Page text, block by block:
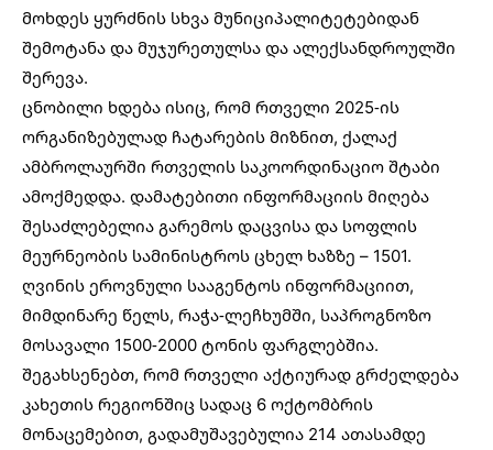
მოხდეს ყურძნის სხვა მუნიციპალიტეტებიდან
შემოტანა და მუჯურეთულსა და ალექსანდროულში
შერევა.
ცნობილი ხდება ისიც, რომ რთველი 2025-ის
ორგანიზებულად ჩატარების მიზნით, ქალაქ
ამბროლაურში რთველის საკოორდინაციო შტაბი
ამოქმედდა. დამატებითი ინფორმაციის მიღება
შესაძლებელია გარემოს დაცვისა და სოფლის
მეურნეობის სამინისტროს ცხელ ხაზზე – 1501.
ღვინის ეროვნული სააგენტოს ინფორმაციით,
მიმდინარე წელს, რაჭა-ლეჩხუმში, საპროგნოზო
მოსავალი 1500-2000 ტონის ფარგლებშია.
შეგახსენებთ, რომ რთველი აქტიურად გრძელდება
კახეთის რეგიონშიც სადაც 6 ოქტომბრის
მონაცემებით, გადამუშავებულია 214 ათასამდე